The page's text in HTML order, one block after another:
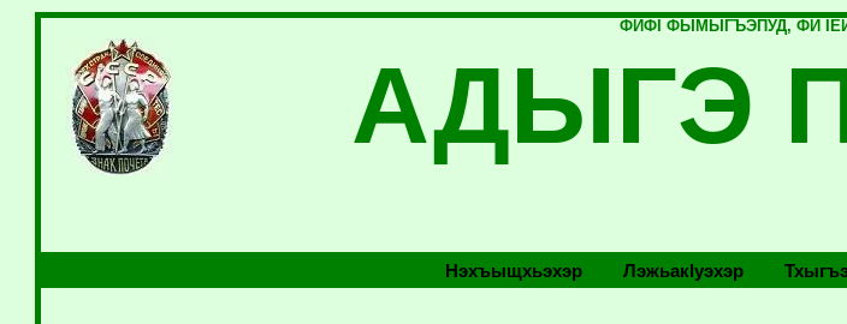
ФИФI ФЫМЫГЪЭПУД, ФИ
АДЫГЭ
Нэхъыщхьэхэр Лэжьакlуэхэр